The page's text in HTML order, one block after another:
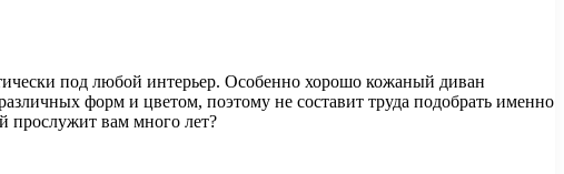
под любой интерьер. Особенно хорошо кожаный диван
форм и цветом, поэтому не составит труда подобрать именно
прослужит вам много лет?